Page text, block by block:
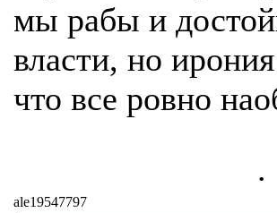
мы рабы и
власти, но
что все ровно
.
ale19547797